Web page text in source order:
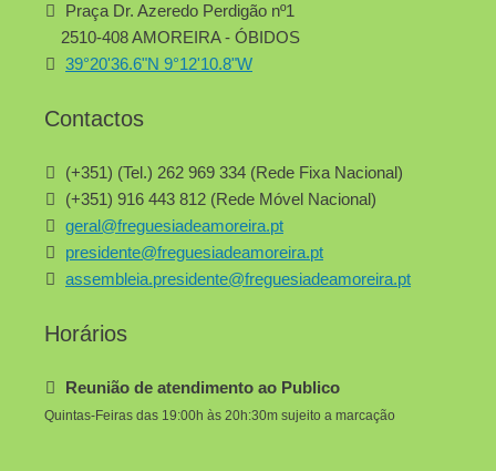
Praça Dr. Azeredo Perdigão nº1
2510-408 AMOREIRA - ÓBIDOS
39°20'36.6"N 9°12'10.8"W
Contactos
(+351) (Tel.) 262 969 334 (Rede Fixa Nacional)
(+351) 916 443 812 (Rede Móvel Nacional)
geral@freguesiadeamoreira.pt
presidente@freguesiadeamoreira.pt
assembleia.presidente@freguesiadeamoreira.pt
Horários
Reunião de atendimento ao Publico
Quintas-Feiras das 19:00h às 20h:30m sujeito a marcação